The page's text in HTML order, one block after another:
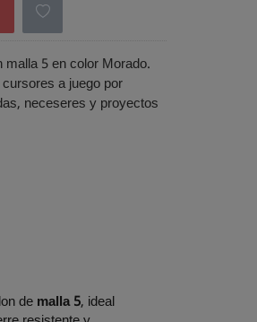
5 en color Morado.
a juego por
neceseres y proyectos
demalla 5, ideal